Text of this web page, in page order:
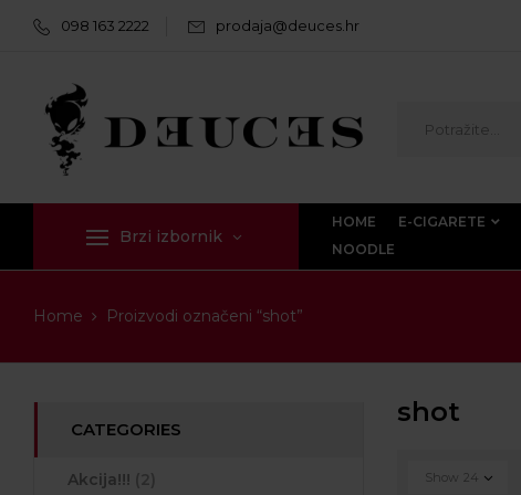
098 163 2222 prodaja@deuces.hr
Brzi izbornik
HOME E-CIGARETE
NOODLE
Home Proizvodi označeni “shot”
CATEGORIES
Akcija!!!
shot
Show 24